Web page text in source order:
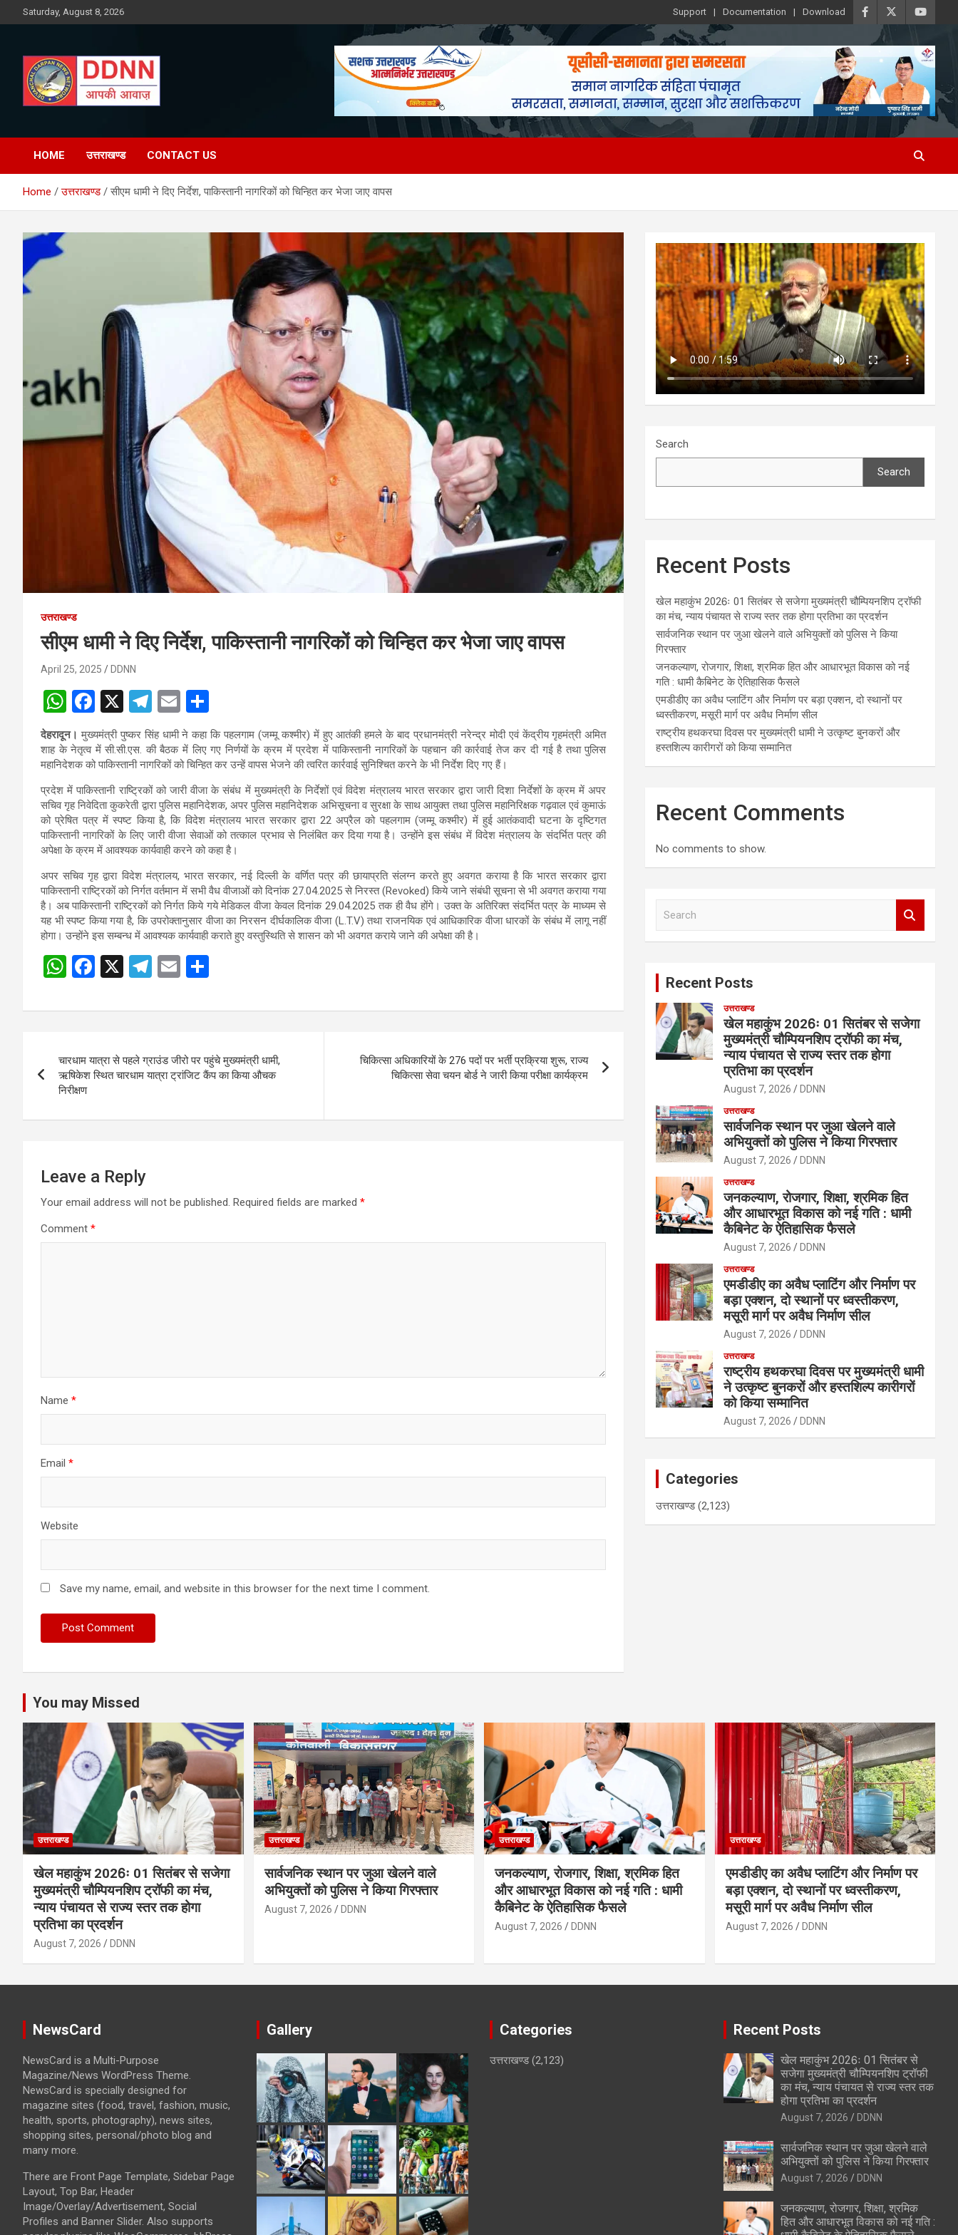
to
Saturday, August 8, 2026 Support Documentation Download
HOME उत्तराखण्ड CONTACT US
Home उत्तराखण्ड सीएम धामी ने दिए निर्देश, पाकिस्तानी नागरिकों को चिन्हित कर भेजा जाए वापस
उत्तराखण्ड
सीएम धामी ने दिए निर्देश, पाकिस्तानी नागरिकों को चिन्हित कर भेजा जाए वापस
April 25, 2025 DDNN
W
h
at
s
A
p
p
F
a
ce
b
o
o
k
X
T
el
e
gr
a
m
E
m
ail
h
ar
e
देहरादून। मुख्यमंत्री पुष्कर सिंह धामी ने कहा कि पहलगाम (जम्मू कश्मीर) में हुए आतंकी हमले के बाद प्रधानमंत्री नरेन्द्र मोदी एवं केंद्रीय गृहमंत्री अमित
शाह के नेतृत्व में सी.सी.एस. की बैठक में लिए गए निर्णयों के क्रम में प्रदेश में पाकिस्तानी नागरिकों के पहचान की कार्रवाई तेज कर दी गई है तथा पुलिस
महानिदेशक को पाकिस्तानी नागरिकों को चिन्हित कर उन्हें वापस भेजने की त्वरित कार्रवाई सुनिश्चित करने के भी निर्देश दिए गए हैं।
प्रदेश में पाकिस्तानी राष्ट्रिकों को जारी वीजा के संबंध में मुख्यमंत्री के निर्देशों एवं विदेश मंत्रालय भारत सरकार द्वारा जारी दिशा निर्देशों के क्रम में अपर
सचिव गृह निवेदिता कुकरेती द्वारा पुलिस महानिदेशक, अपर पुलिस महानिदेशक अभिसूचना व सुरक्षा के साथ आयुक्त तथा पुलिस महानिरिक्षक गढ़वाल एवं कुमाऊं
को प्रेषित पत्र में स्पष्ट किया है, कि विदेश मंत्रालय भारत सरकार द्वारा 22 अप्रैल को पहलगाम (जम्मू कश्मीर) में हुई आतंकवादी घटना के दृष्टिगत
पाकिस्तानी नागरिकों के लिए जारी वीजा सेवाओं को तत्काल प्रभाव से निलंबित कर दिया गया है। उन्होंने इस संबंध में विदेश मंत्रालय के संदर्भित पत्र की
अपेक्षा के क्रम में आवश्यक कार्यवाही करने को कहा है।
अपर सचिव गृह द्वारा विदेश मंत्रालय, भारत सरकार, नई दिल्ली के वर्णित पत्र की छायाप्रति संलग्न करते हुए अवगत कराया है कि भारत सरकार द्वारा
पाकिस्तानी राष्ट्रिकों को निर्गत वर्तमान में सभी वैध वीजाओं को दिनांक 27.04.2025 से निरस्त (Revoked) किये जाने संबंधी सूचना से भी अवगत कराया गया
है। अब पाकिस्तानी राष्ट्रिकों को निर्गत किये गये मेडिकल वीजा केवल दिनांक 29.04.2025 तक ही वैध होंगे। उक्त के अतिरिक्त संदर्भित पत्र के माध्यम से
यह भी स्पष्ट किया गया है, कि उपरोक्तानुसार वीजा का निरसन दीर्घकालिक वीजा (L.T.V) तथा राजनयिक एवं आधिकारिक वीजा धारकों के संबंध में लागू नहीं
होगा। उन्होंने इस सम्बन्ध में आवश्यक कार्यवाही कराते हुए वस्तुस्थिति से शासन को भी अवगत कराये जाने की अपेक्षा की है।
W
at
A
p
p
F
ce
o
o
X
T
e
a
m
E
ail ar
navigation
चारधाम यात्रा से पहले ग्राउंड जीरो पर पहुंचे मुख्यमंत्री धामी,
ऋषिकेश स्थित चारधाम यात्रा ट्रांजिट कैंप का किया औचक
निरीक्षण
चिकित्सा अधिकारियों के 276 पदों पर भर्ती प्रक्रिया शुरू, राज्य
चिकित्सा सेवा चयन बोर्ड ने जारी किया परीक्षा कार्यक्रम
Leave a Reply
Your email address will not be published. Required fields are marked *
Comment *
Name *
Email *
Website
Save my name, email, and website in this browser for the next time I comment.
Search
Search
Recent Posts
खेल महाकुंभ 2026ः 01 सितंबर से सजेगा मुख्यमंत्री चौम्पियनशिप ट्रॉफी
का मंच, न्याय पंचायत से राज्य स्तर तक होगा प्रतिभा का प्रदर्शन
सार्वजनिक स्थान पर जुआ खेलने वाले अभियुक्तों को पुलिस ने किया
गिरफ्तार
जनकल्याण, रोजगार, शिक्षा, श्रमिक हित और आधारभूत विकास को नई
गति : धामी कैबिनेट के ऐतिहासिक फैसले
एमडीडीए का अवैध प्लाटिंग और निर्माण पर बड़ा एक्शन, दो स्थानों पर
ध्वस्तीकरण, मसूरी मार्ग पर अवैध निर्माण सील
राष्ट्रीय हथकरघा दिवस पर मुख्यमंत्री धामी ने उत्कृष्ट बुनकरों और
हस्तशिल्प कारीगरों को किया सम्मानित
Recent Comments
No comments to show.
Recent Posts
उत्तराखण्ड
खेल महाकुंभ 2026ः 01 सितंबर से सजेगा
मुख्यमंत्री चौम्पियनशिप ट्रॉफी का मंच,
न्याय पंचायत से राज्य स्तर तक होगा
प्रतिभा का प्रदर्शन
August 7, 2026 DDNN
उत्तराखण्ड
सार्वजनिक स्थान पर जुआ खेलने वाले
अभियुक्तों को पुलिस ने किया गिरफ्तार
August 7, 2026 DDNN
उत्तराखण्ड
जनकल्याण, रोजगार, शिक्षा, श्रमिक हित
और आधारभूत विकास को नई गति : धामी
कैबिनेट के ऐतिहासिक फैसले
August 7, 2026 DDNN
उत्तराखण्ड
एमडीडीए का अवैध प्लाटिंग और निर्माण पर
बड़ा एक्शन, दो स्थानों पर ध्वस्तीकरण,
मसूरी मार्ग पर अवैध निर्माण सील
August 7, 2026 DDNN
उत्तराखण्ड
राष्ट्रीय हथकरघा दिवस पर मुख्यमंत्री धामी
ने उत्कृष्ट बुनकरों और हस्तशिल्प कारीगरों
को किया सम्मानित
August 7, 2026 DDNN
Categories
उत्तराखण्ड(2,123)
You may Missed
उत्तराखण्ड
खेल महाकुंभ 2026ः 01 सितंबर से सजेगा
मुख्यमंत्री चौम्पियनशिप ट्रॉफी का मंच,
न्याय पंचायत से राज्य स्तर तक होगा
प्रतिभा का प्रदर्शन
August 7, 2026 DDNN
उत्तराखण्ड
सार्वजनिक स्थान पर जुआ खेलने वाले
अभियुक्तों को पुलिस ने किया गिरफ्तार
August 7, 2026 DDNN
उत्तराखण्ड
जनकल्याण, रोजगार, शिक्षा, श्रमिक हित
और आधारभूत विकास को नई गति : धामी
कैबिनेट के ऐतिहासिक फैसले
August 7, 2026 DDNN
उत्तराखण्ड
एमडीडीए का अवैध प्लाटिंग और निर्माण पर
बड़ा एक्शन, दो स्थानों पर ध्वस्तीकरण,
मसूरी मार्ग पर अवैध निर्माण सील
August 7, 2026 DDNN
NewsCard
NewsCard is a Multi-Purpose
Magazine/News WordPress Theme.
NewsCard is specially designed for
magazine sites (food, travel, fashion, music,
health, sports, photography), news sites,
shopping sites, personal/photo blog and
many more.
There are Front Page Template, Sidebar Page
Layout, Top Bar, Header
Image/Overlay/Advertisement, Social
Profiles and Banner Slider. Also supports
Gallery Categories
उत्तराखण्ड(2,123)
Recent Posts
खेल महाकुंभ 2026ः 01 सितंबर से
सजेगा मुख्यमंत्री चौम्पियनशिप ट्रॉफी
का मंच, न्याय पंचायत से राज्य स्तर तक
होगा प्रतिभा का प्रदर्शन
August 7, 2026 DDNN
सार्वजनिक स्थान पर जुआ खेलने वाले
अभियुक्तों को पुलिस ने किया गिरफ्तार
August 7, 2026 DDNN
जनकल्याण, रोजगार, शिक्षा, श्रमिक
हित और आधारभूत विकास को नई गति :